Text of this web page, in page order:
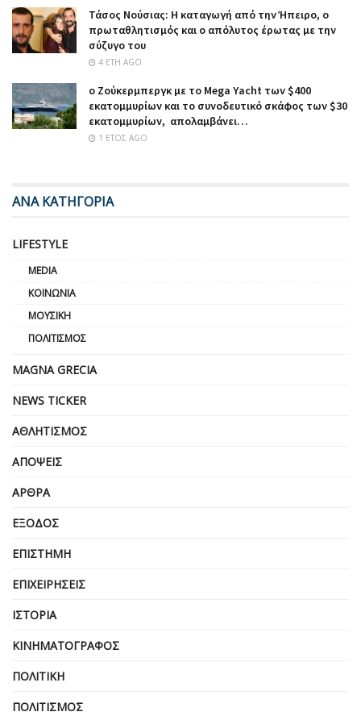
Τάσος Νούσιας: Η καταγωγή από την Ήπειρο, ο
πρωταθλητισμός και ο απόλυτος έρωτας με την
σύζυγο του
4 ΈΤΗ AGO
ο Ζούκερμπεργκ με το Μega Υacht των $400
εκατομμυρίων και το συνοδευτικό σκάφος των $30
εκατομμυρίων, απολαμβάνει…
1 ΈΤΟΣ AGO
ΑΝΑ ΚΑΤΗΓΟΡΙΑ
LIFESTYLE
MEDIA
ΚΟΙΝΩΝΊΑ
ΜΟΥΣΙΚΉ
ΠΟΛΙΤΙΣΜΌΣ
MAGNA GRECIA
NEWS TICKER
ΑΘΛΗΤΙΣΜΌΣ
ΑΠΌΨΕΙΣ
ΆΡΘΡΑ
ΈΞΟΔΟΣ
ΕΠΙΣΤΉΜΗ
ΕΠΙΧΕΙΡΗΣΕΙΣ
ΙΣΤΟΡΊΑ
ΚΙΝΗΜΑΤΟΓΡΆΦΟΣ
ΠΟΛΙΤΙΚΉ
ΠΟΛΙΤΙΣΜΌΣ